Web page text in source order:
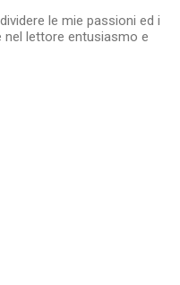
le mie passioni ed i
lettore entusiasmo e